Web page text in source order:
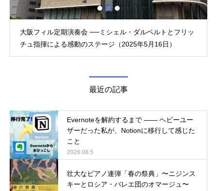
大阪フィル定期演奏会 ──ミシェル・ダルベルトとフリッ
チュ指揮による感動のステージ（2025年5月16日）
最近の記事
Evernoteを解約するまで ―― ヘビーユー
ザーだった私が、Notionに移行して感じた
こと
2026.08.5
壮大なピアノ連弾「春の祭典」〜ニジンス
キーとロシア・バレエ団のオマージュ〜